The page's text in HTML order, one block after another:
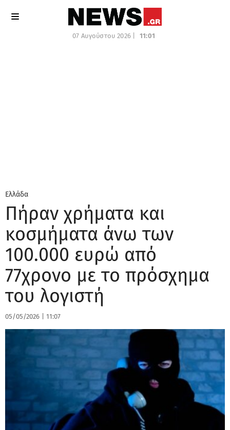
07 Αυγούστου 2026 | 11:01
Ελλάδα
Πήραν χρήματα και
κοσμήματα άνω των
100.000 ευρώ από
77χρονο με το πρόσχημα
του λογιστή
05/05/2026 11:07